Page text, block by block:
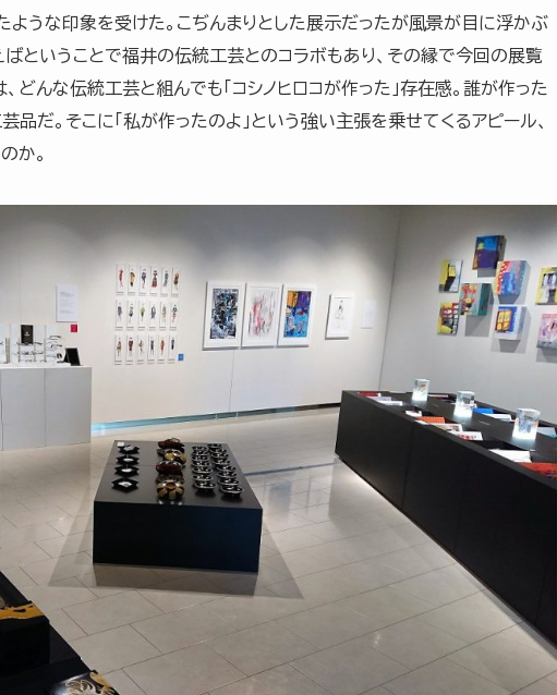
うな印象を受けた。こぢんまりとした展示だったが風景が目に浮かぶ
ばということで福井の伝統工芸とのコラボもあり、その縁で今回の展覧
どんな伝統工芸と組んでも「コシノヒロコが作った」存在感。誰が作った
だ。そこに「私が作ったのよ」という強い主張を乗せてくるアピール、
か。